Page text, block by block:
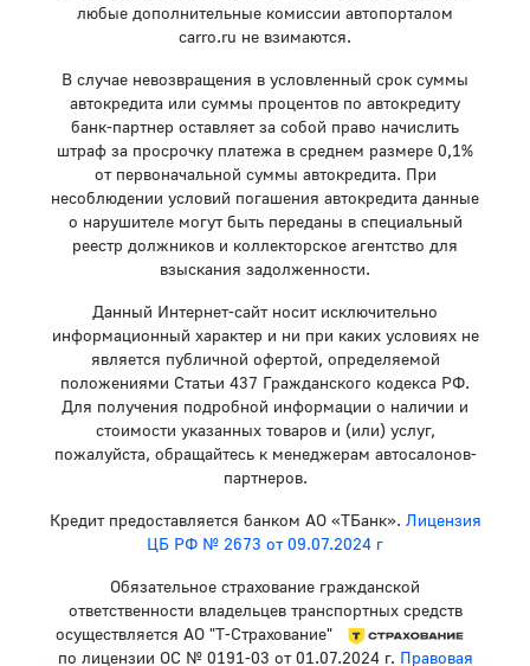
любые дополнительные комиссии автопорталом
carro.ru не взимаются.
В случае невозвращения в условленный срок суммы
автокредита или суммы процентов по автокредиту
банк-партнер оставляет за собой право начислить
штраф за просрочку платежа в среднем размере 0,1%
от первоначальной суммы автокредита. При
несоблюдении условий погашения автокредита данные
о нарушителе могут быть переданы в специальный
реестр должников и коллекторское агентство для
взыскания задолженности.
Данный Интернет-сайт носит исключительно
информационный характер и ни при каких условиях не
является публичной офертой, определяемой
положениями Статьи 437 Гражданского кодекса РФ.
Для получения подробной информации о наличии и
стоимости указанных товаров и (или) услуг,
пожалуйста, обращайтесь к менеджерам автосалонов-
партнеров.
Кредит предоставляется банком АО «ТБанк». Лицензия
ЦБ РФ № 2673 от 09.07.2024 г
Обязательное страхование гражданской
ответственности владельцев транспортных средств
осуществляется АО "Т-Страхование"
по лицензии ОС № 0191-03 от 01.07.2024 г. Правовая